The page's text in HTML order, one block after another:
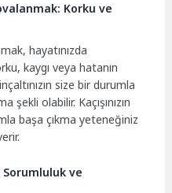
Korku ve
hayatınızda
kaygı veya hatanın
size bir durumla
olabilir. Kaçışınızın
başa çıkma yeteneğiniz
Sorumluluk ve